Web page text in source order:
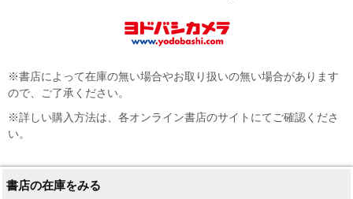
※書店によって在庫の無い場合やお取り扱いの無い場合があります
ので、ご了承ください。
※詳しい購入方法は、各オンライン書店のサイトにてご確認くださ
い。
書店の在庫をみる